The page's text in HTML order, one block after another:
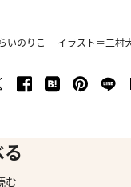
いのりこ イラスト＝二村
む